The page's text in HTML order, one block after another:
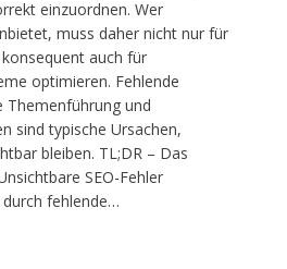
einzuordnen. Wer
muss daher nicht nur für
auch für
optimieren. Fehlende
Themenführung und
sind typische Ursachen,
bleiben. TL;DR – Das
SEO-Fehler
fehlende…